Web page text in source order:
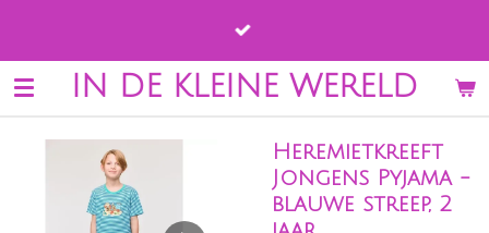
naar
de
IN DE KLEINE WERELD
Heremietkreeft
Jongens Pyjama -
blauwe streep, 2